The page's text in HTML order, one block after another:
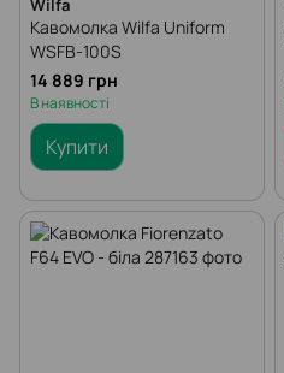
Wilfa
Кавомолка Wilfa Uniform
WSFB-100S
14 889 грн
В наявності
Купити